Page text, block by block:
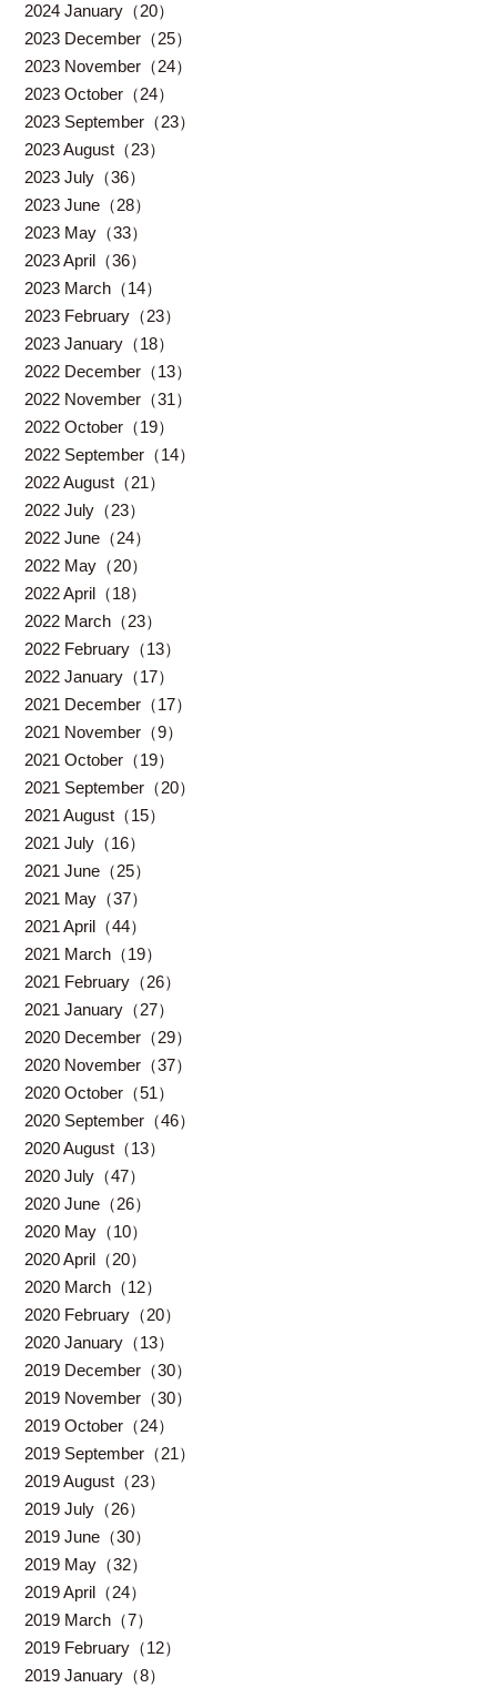
2024 January（20）
2023 December（25）
2023 November（24）
2023 October（24）
2023 September（23）
2023 August（23）
2023 July（36）
2023 June（28）
2023 May（33）
2023 April（36）
2023 March（14）
2023 February（23）
2023 January（18）
2022 December（13）
2022 November（31）
2022 October（19）
2022 September（14）
2022 August（21）
2022 July（23）
2022 June（24）
2022 May（20）
2022 April（18）
2022 March（23）
2022 February（13）
2022 January（17）
2021 December（17）
2021 November（9）
2021 October（19）
2021 September（20）
2021 August（15）
2021 July（16）
2021 June（25）
2021 May（37）
2021 April（44）
2021 March（19）
2021 February（26）
2021 January（27）
2020 December（29）
2020 November（37）
2020 October（51）
2020 September（46）
2020 August（13）
2020 July（47）
2020 June（26）
2020 May（10）
2020 April（20）
2020 March（12）
2020 February（20）
2020 January（13）
2019 December（30）
2019 November（30）
2019 October（24）
2019 September（21）
2019 August（23）
2019 July（26）
2019 June（30）
2019 May（32）
2019 April（24）
2019 March（7）
2019 February（12）
2019 January（8）